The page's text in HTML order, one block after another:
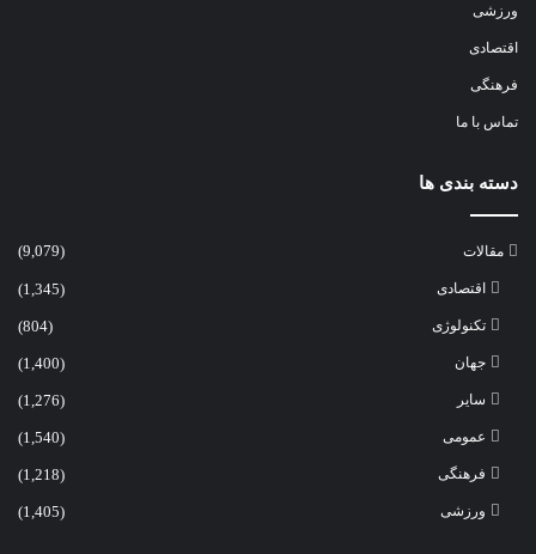
ورزشی
اقتصادی
فرهنگی
تماس با ما
دسته بندی ها
مقالات (9,079)
اقتصادی (1,345)
تکنولوژی (804)
جهان (1,400)
سایر (1,276)
عمومی (1,540)
فرهنگی (1,218)
ورزشی (1,405)